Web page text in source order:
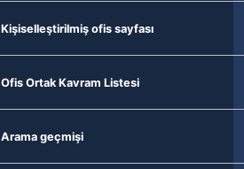
Kişiselleştirilmiş ofis sayfası
Ofis Ortak Kavram Listesi
Arama geçmişi